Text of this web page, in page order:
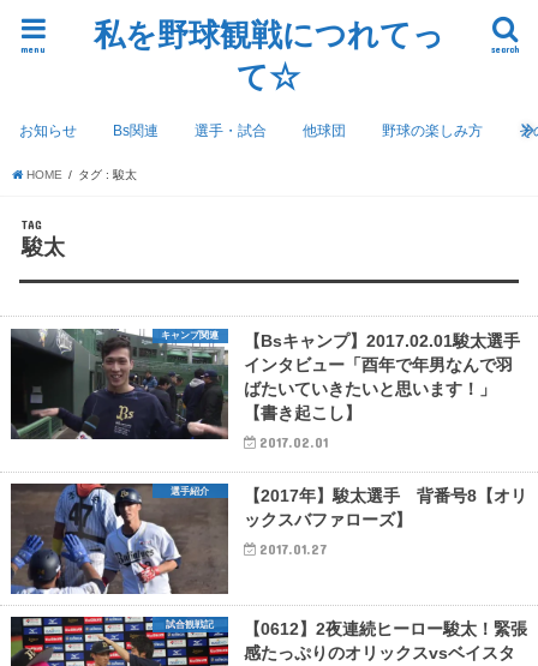
私を野球観戦につれてっ
て☆
search
menu
お知らせ Bs関連 選手・試合 他球団 野球の楽しみ方 そ
HOME タグ : 駿太
TAG
駿太
キャンプ関連
【Bsキャンプ】2017.02.01駿太選手
インタビュー「酉年で年男なんで羽
ばたいていきたいと思います！」
【書き起こし】
2017.02.01
選手紹介
【2017年】駿太選手 背番号8【オリ
ックスバファローズ】
2017.01.27
試合観戦記
【0612】2夜連続ヒーロー駿太！緊張
感たっぷりのオリックスvsベイスタ